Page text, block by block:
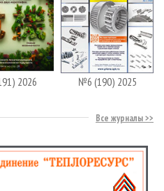
2026 №6 (190) 2025
Все журналы